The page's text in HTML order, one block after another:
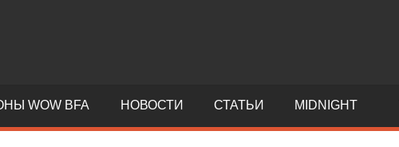
WOW BFA НОВОСТИ СТАТЬИ MIDNIGHT